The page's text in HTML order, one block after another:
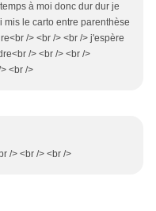
à moi donc dur dur je
mis le carto entre parenthèse
/> <br /> <br /> j'espère
/> <br /> <br />
<br />
/> <br /> <br />